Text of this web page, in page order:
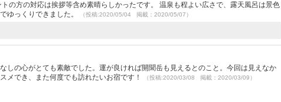
の方の対応は挨拶等含め素晴らしかったです。 温泉も程よい広さで、露天風呂は景色
ゆっくりできました。
（投稿:2020/05/04 掲載：2020/05/07）
しの心がとても素敵でした。運が良ければ開聞岳も見えるとのこと。今回は見えなか
メでき、また何度でも訪れたいお宿です！
（投稿:2020/03/08 掲載：2020/03/09）